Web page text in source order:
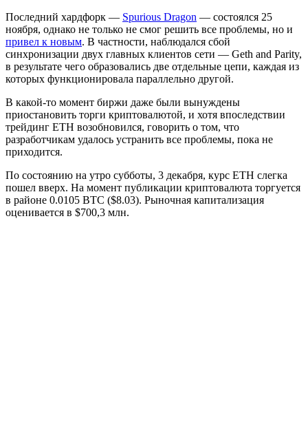
Последний хардфорк — Spurious Dragon — состоялся 25
ноября, однако не только не смог решить все проблемы, но и
привел к новым. В частности, наблюдался сбой
синхронизации двух главных клиентов сети — Geth and Parity,
в результате чего образовались две отдельные цепи, каждая из
которых функционировала параллельно другой.
В какой-то момент биржи даже были вынуждены
приостановить торги криптовалютой, и хотя впоследствии
трейдинг ETH возобновился, говорить о том, что
разработчикам удалось устранить все проблемы, пока не
приходится.
По состоянию на утро субботы, 3 декабря, курс ETH слегка
пошел вверх. На момент публикации криптовалюта торгуется
в районе 0.0105 BTC ($8.03). Рыночная капитализация
оценивается в $700,3 млн.